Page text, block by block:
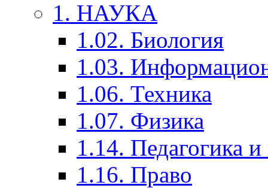
1. НАУКА
1.02. Биология
1.03.
1.06. Техника
1.07. Физика
1.14. Педагогика
1.16. Право